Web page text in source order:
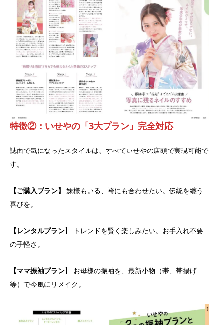
特徴②：いせやの「3大プラン」完全対応
誌面で気になったスタイルは、すべていせやの店頭で実現可能で
す。
【ご購入プラン】
妹様もいる、袴にも合わせたい。伝統を纏う
喜びを。
【レンタルプラン】
トレンドを賢く楽しみたい。お手入れ不要
の手軽さ。
【ママ振袖プラン】
お母様の振袖を、最新小物（帯、帯揚げ
等）で今風にリメイク。